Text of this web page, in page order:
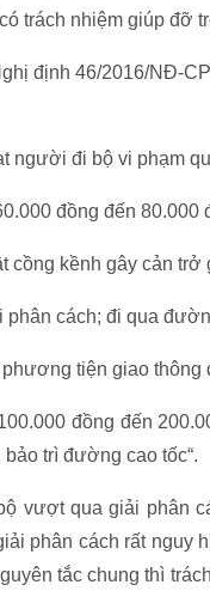
trách nhiệm giúp đỡ
định 46/2016/NĐ-
người đi bộ vi phạm
đồng đến
cồng kềnh gây cản trở
phân cách; đi qua
tiện giao thông
đồng đến
trì đường cao tốc“.
vượt qua giải phân
phân cách rất nguy
tắc chung thì